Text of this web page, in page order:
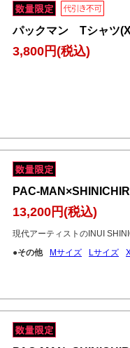
パックマン Tシャツ
3,800円(税込)
PAC-
13,200円(税込)
現代アーティストのINUI
●その他
Mサイズ Lサイズ